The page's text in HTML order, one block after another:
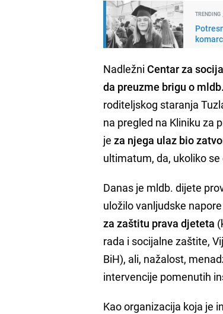
TRENDING
NadležniCentar za
da preuzme brigu o
roditeljskog staranja
na pregled na Kliniku za
je za njega ulaz bio
ultimatum, da, ukoliko
Danas je mldb. dijete
uložilo vanljudske
za zaštitu prava djeteta
rada i socijalne zaštite,
BiH), ali, nažalost,
intervencije pomenutih
Kao organizacija koja je